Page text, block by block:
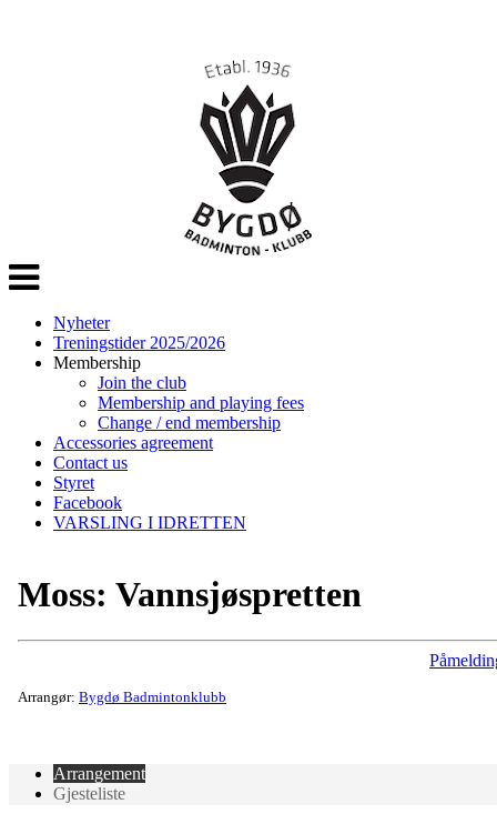
Veksle
navigasjon
Nyheter
Treningstider 2025/2026
Membership
Join the club
Membership and playing fees
Change / end membership
Accessories agreement
Contact us
Styret
Facebook
VARSLING I IDRETTEN
Moss: Vannsjøspretten
Arrangør: Bygdø Badmintonklubb
Arrangement
Gjesteliste